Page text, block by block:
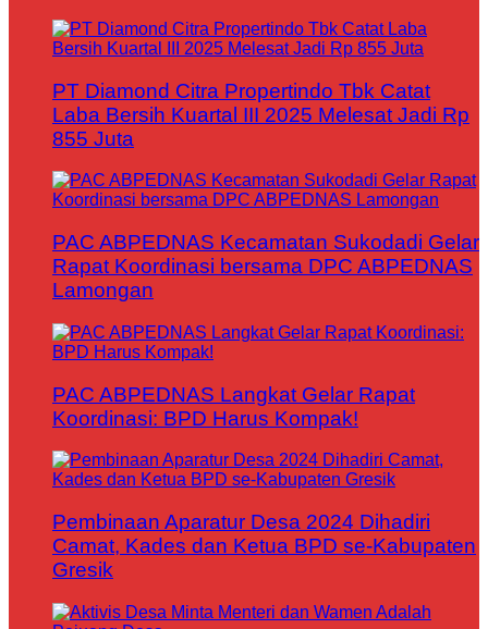
PT Diamond Citra Propertindo Tbk Catat
Laba Bersih Kuartal III 2025 Melesat Jadi Rp
855 Juta
PAC ABPEDNAS Kecamatan Sukodadi Gelar
Rapat Koordinasi bersama DPC ABPEDNAS
Lamongan
PAC ABPEDNAS Langkat Gelar Rapat
Koordinasi: BPD Harus Kompak!
Pembinaan Aparatur Desa 2024 Dihadiri
Camat, Kades dan Ketua BPD se-Kabupaten
Gresik